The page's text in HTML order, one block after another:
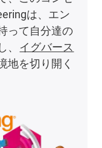
は、エン
って自分達の
、
イグバース
地を切り開く